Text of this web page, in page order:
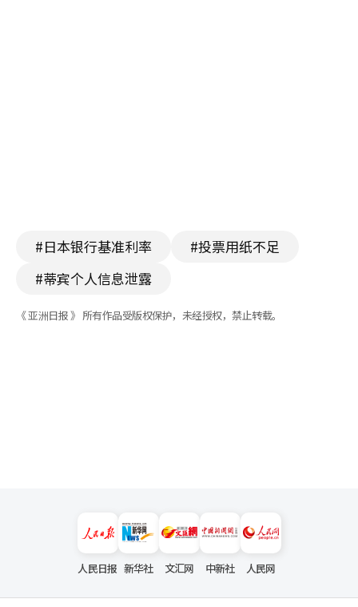
#日本银行基准利率
#投票用纸不足
#蒂宾个人信息泄露
《 亚洲日报 》 所有作品受版权保护，未经授权，禁止转载。
人民日报 新华社 文汇网 中新社 人民网